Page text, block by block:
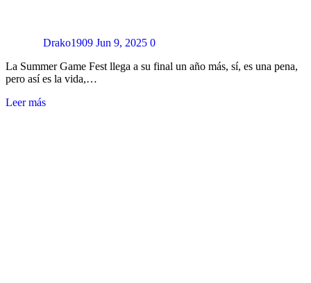
Drako1909 Jun 9, 2025 0
La Summer Game Fest llega a su final un año más, sí, es una pena,
pero así es la vida,…
Leer más